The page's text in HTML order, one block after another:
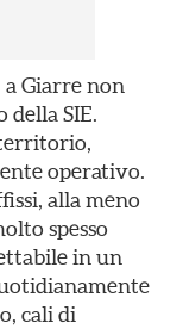
Giarre non
della SIE.
operativo.
alla meno
spesso
in un
cali di